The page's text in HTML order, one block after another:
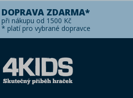
DOPRAVA ZDARMA*
při nákupu od 1500 Kč
* platí pro vybrané dopravce